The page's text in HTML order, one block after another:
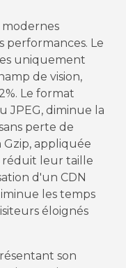
modernes
performances. Le
uniquement
de vision,
Le format
JPEG, diminue la
perte de
Gzip, appliquée
réduit leur taille
d'un CDN
les temps
éloignés
son